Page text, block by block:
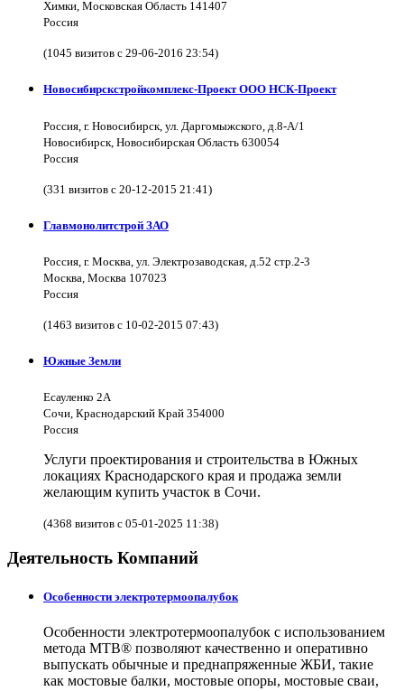
Химки, Московская Область 141407
Россия
(1045 визитов с 29-06-2016 23:54)
Новосибирскстройкомплекс-Проект ООО НСК-Проект
Россия, г. Новосибирск, ул. Даргомыжского, д.8-А/1
Новосибирск, Новосибирская Область 630054
Россия
(331 визитов с 20-12-2015 21:41)
Главмонолитстрой ЗАО
Россия, г. Москва, ул. Электрозаводская, д.52 стр.2-3
Москва, Москва 107023
Россия
(1463 визитов с 10-02-2015 07:43)
Южные Земли
Есауленко 2А
Сочи, Краснодарский Край 354000
Россия
Услуги проектирования и строительства в Южных
локациях Краснодарского края и продажа земли
желающим купить участок в Сочи.
(4368 визитов с 05-01-2025 11:38)
Деятельность Компаний
Особенности электротермоопалубок
Особенности электротермоопалубок с использованием
метода МТВ® позволяют качественно и оперативно
выпускать обычные и преднапряженные ЖБИ, такие
как мостовые балки, мостовые опоры, мостовые сваи,